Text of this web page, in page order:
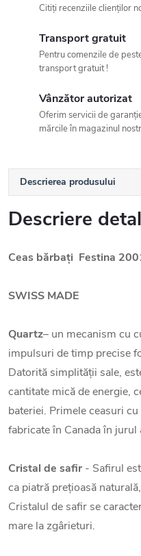
Citiți recenziile clienților
Transport gratuit
Pentru comenzile de
transport gratuit !
Vânzător autorizat
Oferim servicii de
mărcile în magazinul
Descrierea produsului
Descriere
Ceas bărbați Festina
SWISS MADE
Quartz– un mecanism cu
impulsuri de timp precise
Datorită simplității sale,
cantitate mică de energie,
bateriei. Primele ceasuri
fabricate în Canada în
Cristal de safir - Safirul
ca piatră prețioasă
Cristalul de safir se
mare la zgârieturi.